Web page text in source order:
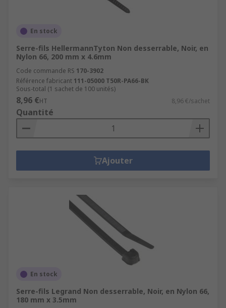
En stock
Serre-fils HellermannTyton Non desserrable, Noir, en
Nylon 66, 200 mm x 4.6mm
Code commande RS 170-3902
Référence fabricant 111-05000 T50R-PA66-BK
Sous-total (1 sachet de 100 unités)
8,96 €HT 8,96 €/sachet
Quantité
Ajouter
En stock
Serre-fils Legrand Non desserrable, Noir, en Nylon 66,
180 mm x 3.5mm